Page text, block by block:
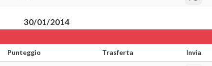
30/01/2014
Punteggio Trasferta Invia